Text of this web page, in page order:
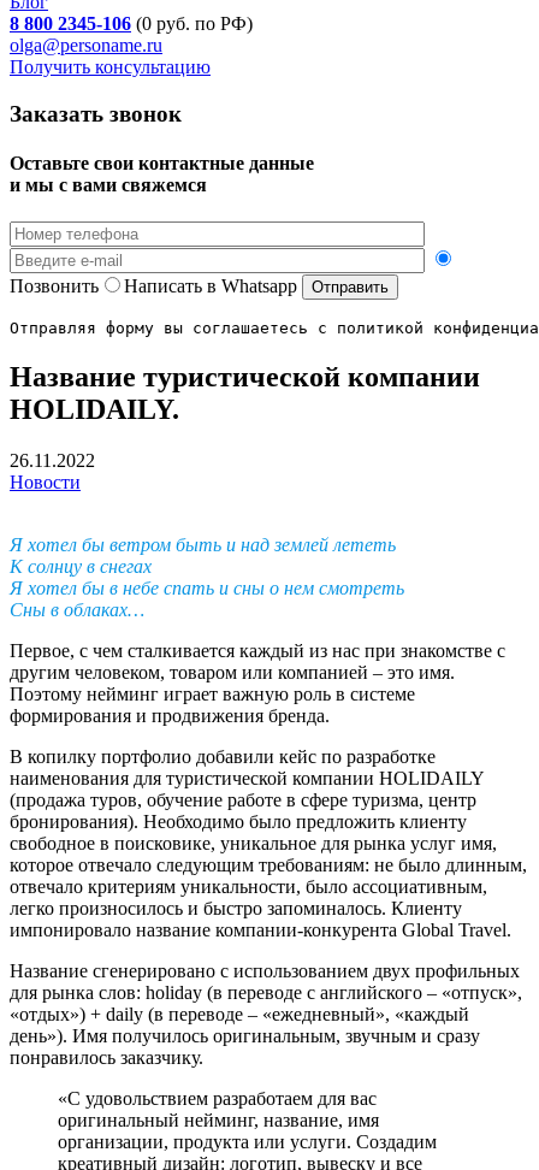
8 800 2345-106 (0 руб. по РФ)
olga@personame.ru
Получить консультацию
Заказать звонок
Оставьте свои контактные данные
и мы с вами свяжемся
Позвонить Написать в Whatsapp
Отправляя форму вы соглашаетесь с политикой
Название туристической компании
HOLIDAILY.
26.11.2022
Новости
Я хотел бы ветром быть и над землей лететь
К солнцу в снегах
Я хотел бы в небе спать и сны о нем смотреть
Сны в облаках…
Первое, с чем сталкивается каждый из нас при знакомстве с
другим человеком, товаром или компанией – это имя.
Поэтому нейминг играет важную роль в системе
формирования и продвижения бренда.
В копилку портфолио добавили кейс по разработке
наименования для туристической компании HOLIDAILY
(продажа туров, обучение работе в сфере туризма, центр
бронирования). Необходимо было предложить клиенту
свободное в поисковике, уникальное для рынка услуг имя,
которое отвечало следующим требованиям: не было длинным,
отвечало критериям уникальности, было ассоциативным,
легко произносилось и быстро запоминалось. Клиенту
импонировало название компании-конкурента Global Travel.
Название сгенерировано с использованием двух профильных
для рынка слов: holiday (в переводе с английского – «отпуск»,
«отдых») + daily (в переводе – «ежедневный», «каждый
день»). Имя получилось оригинальным, звучным и сразу
понравилось заказчику.
«С удовольствием разработаем для вас
оригинальный нейминг, название, имя
организации, продукта или услуги. Создадим
креативный дизайн: логотип, вывеску и все